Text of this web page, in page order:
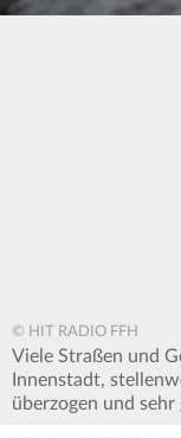
© HIT RADIO FFH
Viele Straßen und
Innenstadt,
überzogen und sehr